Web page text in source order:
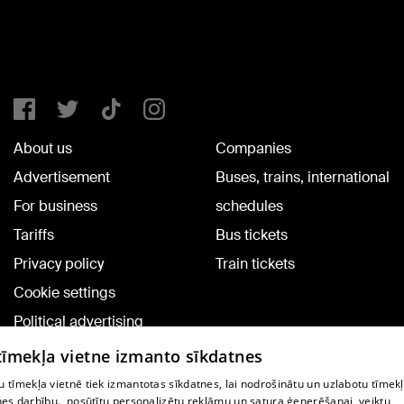
About us
Advertisement
For business
Tariffs
Privacy policy
Cookie settings
Political advertising
Cookie policy
Commenting terms
Companies
Buses, trains, international
schedules
Bus tickets
Train tickets
vietne izmanto sīkdatnes
tīmekļa vietnē tiek izmantotas sīkdatnes, lai nodrošinātu un uzlabotu
darbību., nosūtītu personalizētu reklāmu un satura ģenerēšanai, veiktu